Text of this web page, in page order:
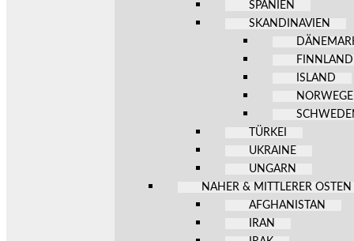
SPANIEN
SKANDINAVIEN
FINNLAND
ISLAND
TÜRKEI
UKRAINE
UNGARN
NAHER & MITTLERER OSTEN
AFGHANISTAN
IRAN